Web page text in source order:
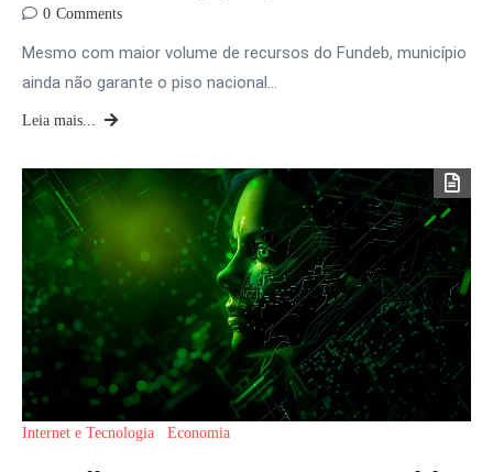
0 Comments
Mesmo com maior volume de recursos do Fundeb, município
ainda não garante o piso nacional…
Leia mais...
Internet e Tecnologia Economia